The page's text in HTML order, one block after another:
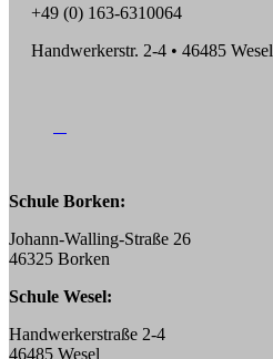
+49 (0) 163-6310064
Handwerkerstr. 2-4 • 46485 Wesel
Schule Borken:
Johann-Walling-Straße 26
46325 Borken
Schule Wesel:
Handwerkerstraße 2-4
46485 Wesel